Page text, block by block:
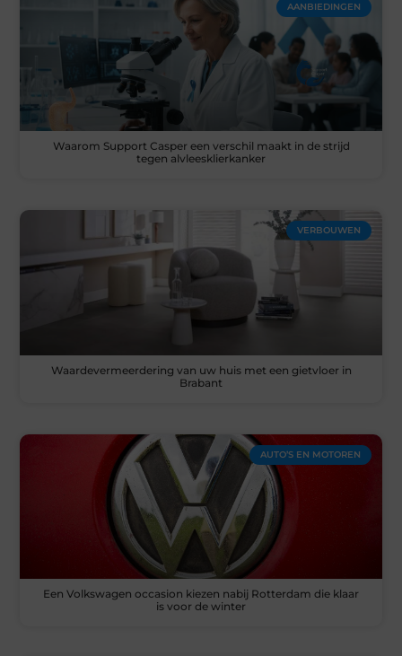
AANBIEDINGEN
Waarom Support Casper een verschil maakt in de strijd
tegen alvleesklierkanker
VERBOUWEN
Waardevermeerdering van uw huis met een gietvloer in
Brabant
AUTO’S EN MOTOREN
Een Volkswagen occasion kiezen nabij Rotterdam die klaar
is voor de winter